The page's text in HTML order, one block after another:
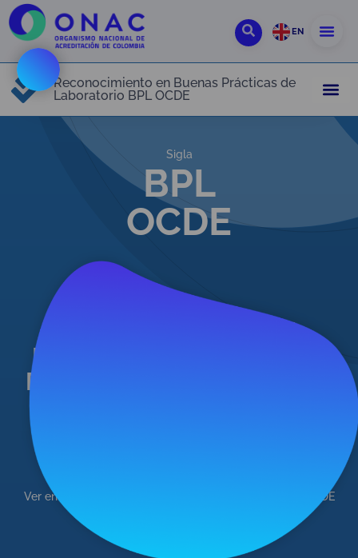
EN
Reconocimiento en Buenas Prácticas de
Laboratorio BPL OCDE
Sigla
BPL
OCDE
Referente Normativo
Programa Nacional de
Monitoreo de las Buenas
Prácticas de Laboratorio -
Ver entidades que hacen parte del programa en BPL OCDE